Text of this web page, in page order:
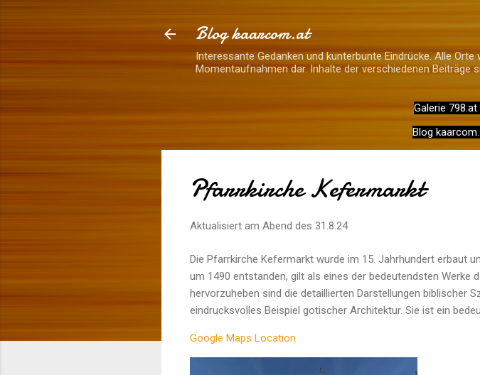
Direkt zum
Blog kaarcom.at
Interessante Gedanken und kunterbunte Eindrücke. Alle
Momentaufnahmen dar. Inhalte der verschiedenen Beiträge
Galerie
Blog
Pfarrkirche Kefermarkt
Aktualisiert am Abend des 31.8.24
Die Pfarrkirche Kefermarkt wurde im 15. Jahrhundert erbaut
um 1490 entstanden, gilt als eines der bedeutendsten
hervorzuheben sind die detaillierten Darstellungen biblischer
eindrucksvolles Beispiel gotischer Architektur. Sie ist ein
Google Maps Location